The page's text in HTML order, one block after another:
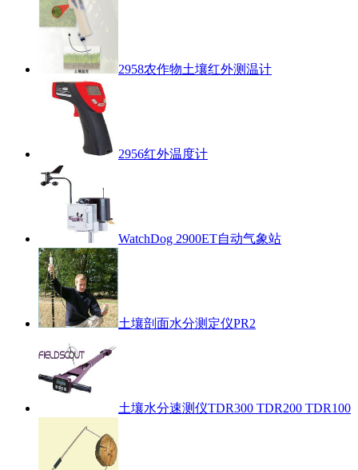
2958农作物土壤红外测温计
2956红外温度计
WatchDog 2900ET自动气象站
土壤剖面水分测定仪PR2
土壤水分速测仪TDR300 TDR200 TDR100